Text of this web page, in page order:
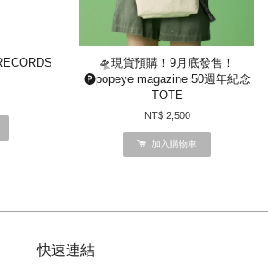
🛸現貨預購！9月底發售！
🅟popeye magazine 50週年紀念
TOTE
NT$ 2,500
加入購物車
快速連結